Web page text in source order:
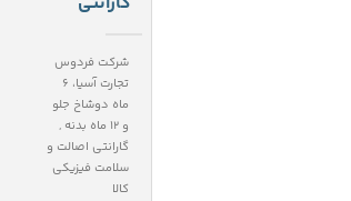
شرکت فردوس
تجارت آسیا، 6
ماه دوشاخ جلو
و 12 ماه بدنه
,
گارانتی اصالت و
سلامت فیزیکی
کالا